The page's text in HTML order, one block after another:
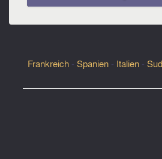
Frankreich - Spanien - Italien -